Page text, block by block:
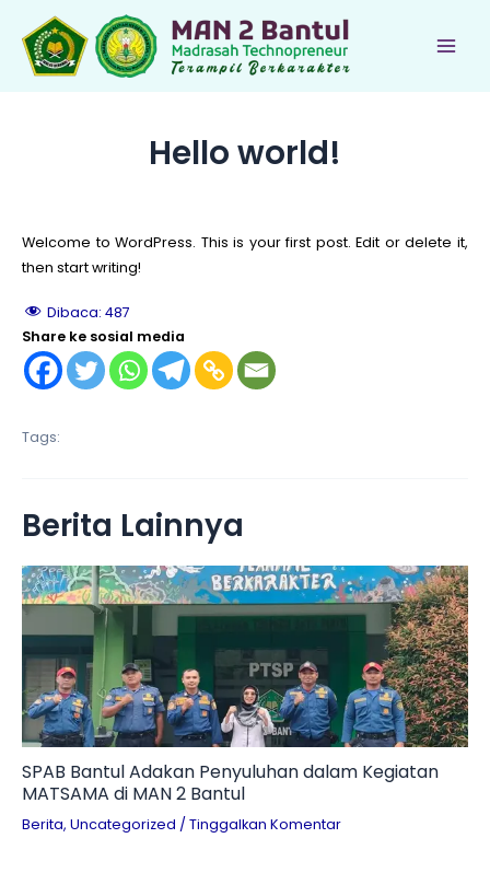
konten
Hello world!
Welcome to WordPress. This is your first post. Edit or delete it,
then start writing!
Dibaca: 487
Share ke sosial media
Tags:
Berita Lainnya
SPAB Bantul Adakan Penyuluhan dalam Kegiatan
MATSAMA di MAN 2 Bantul
Berita, Uncategorized / Tinggalkan Komentar